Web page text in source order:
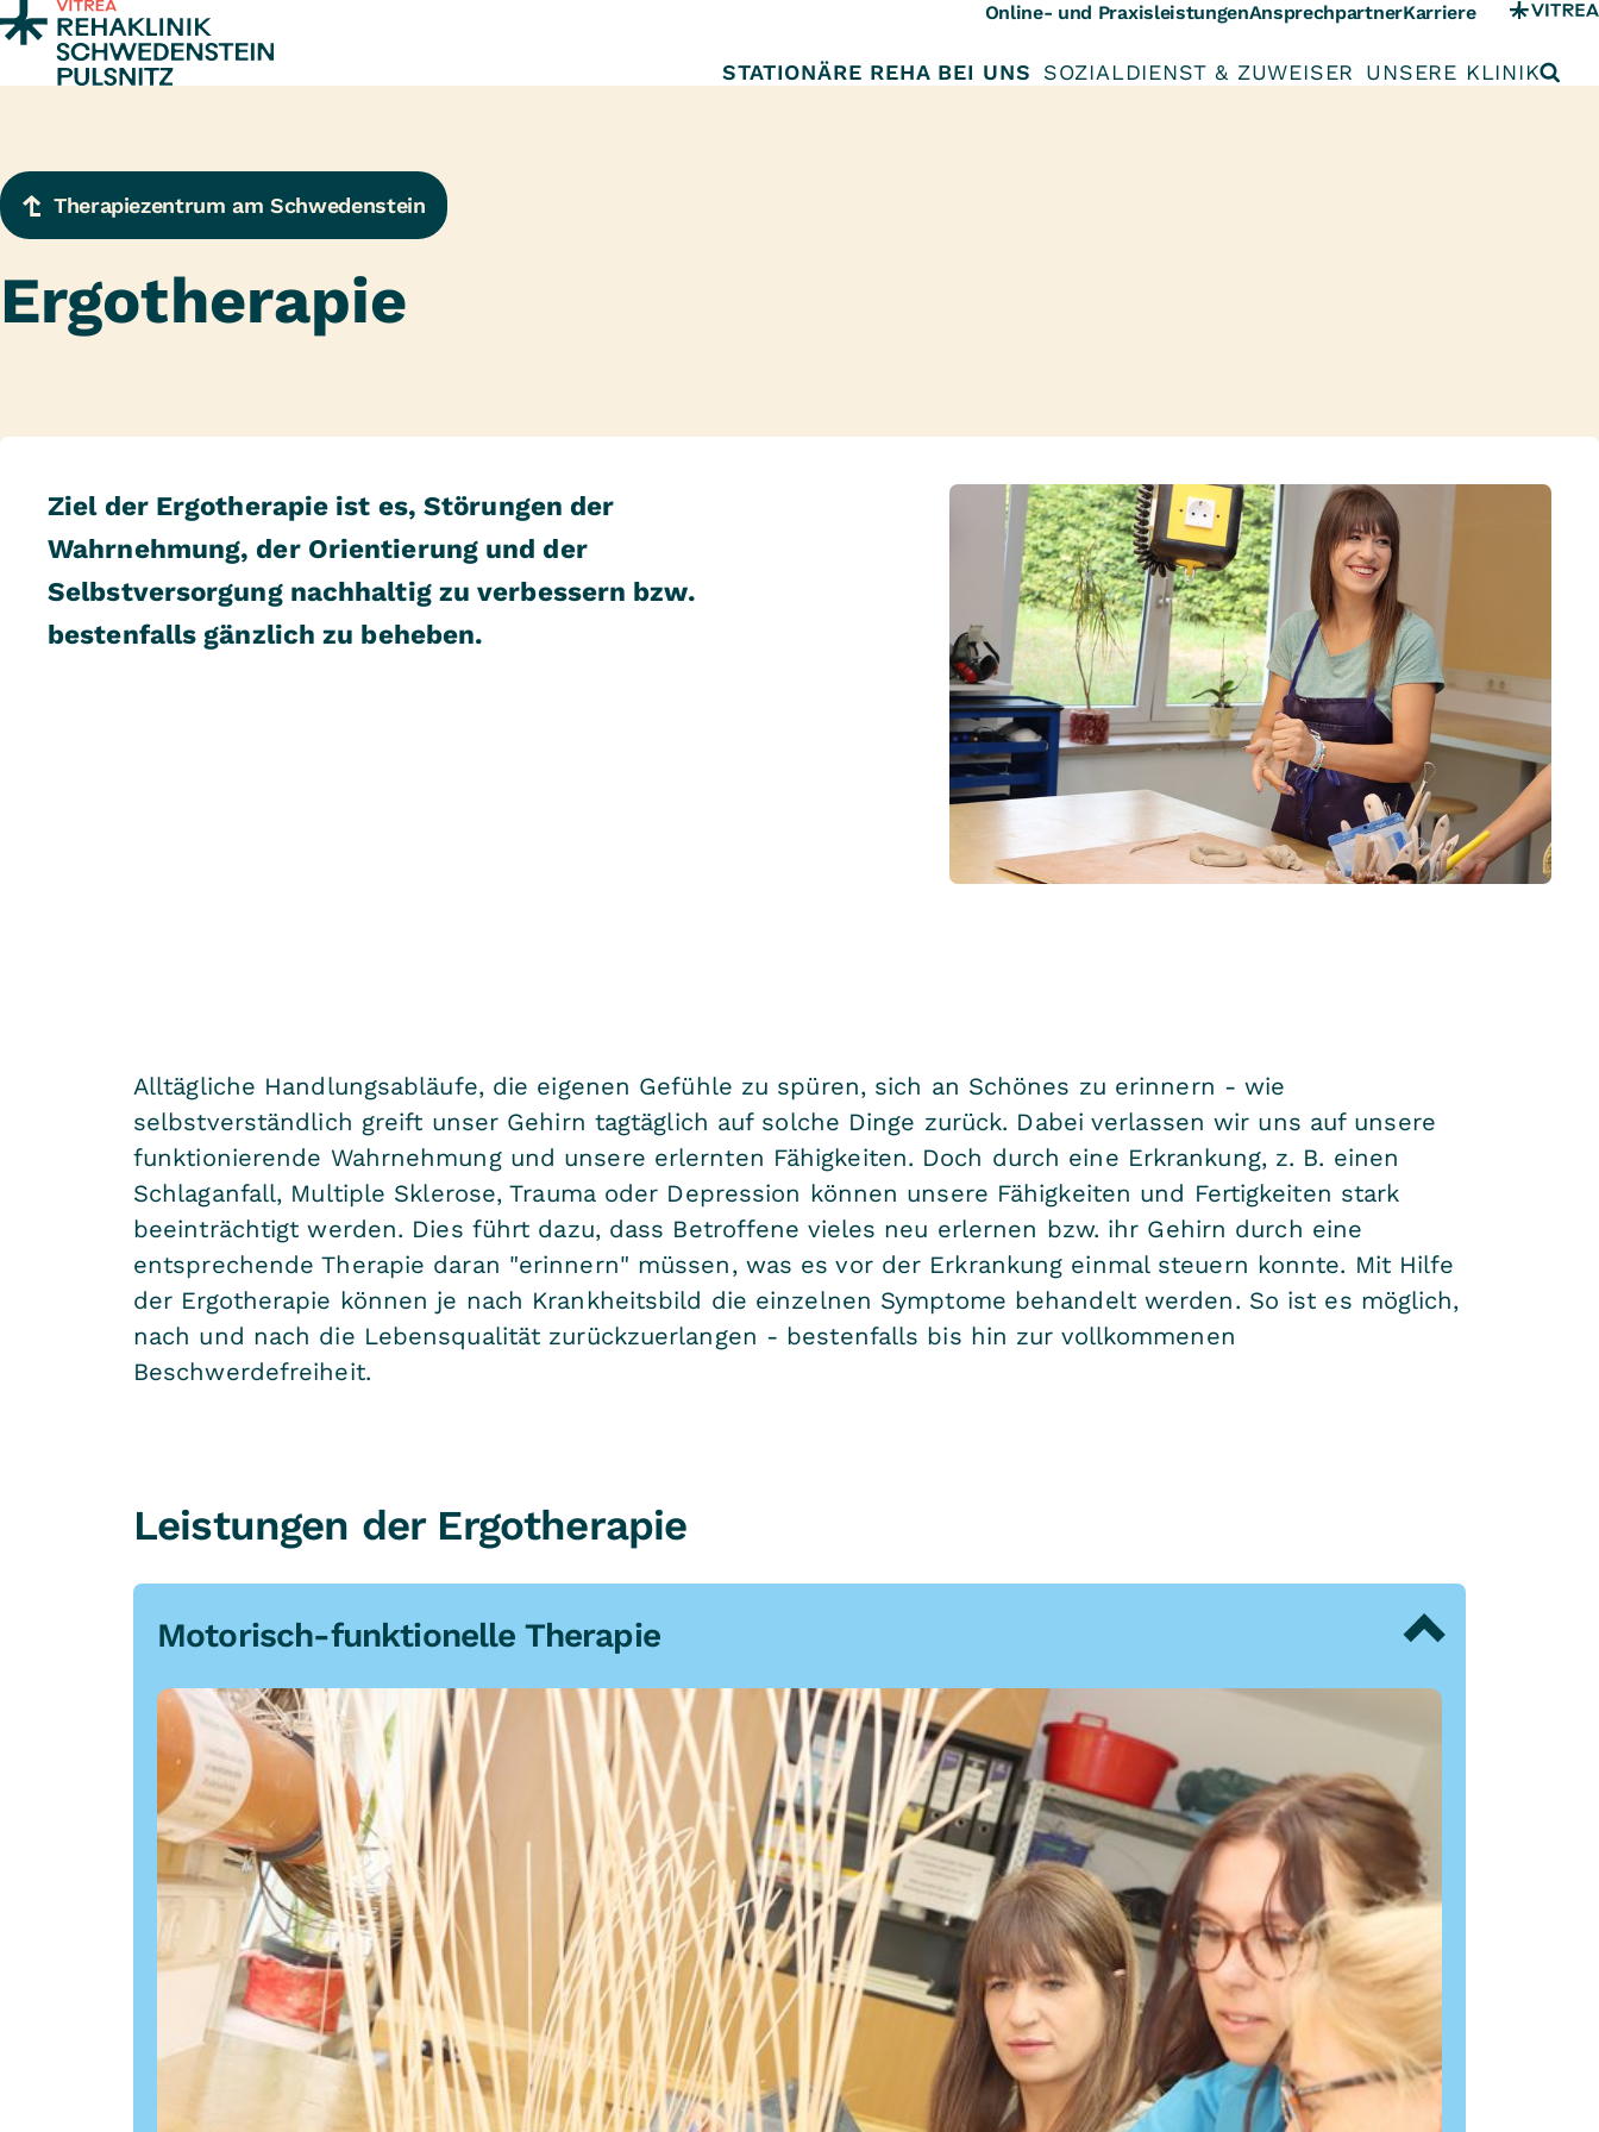
Zum Inhalt springen Online- und PraxisleistungenAnsprechpartnerKarriere
STATIONÄRE REHA BEI UNS SOZIALDIENST & ZUWEISER UNSERE KLINIK
Therapiezentrum am Schwedenstein
Ergotherapie
Ziel der Ergotherapie ist es, Störungen der
Wahrnehmung, der Orientierung und der
Selbstversorgung nachhaltig zu verbessern bzw.
bestenfalls gänzlich zu beheben.
Alltägliche Handlungsabläufe, die eigenen Gefühle zu spüren, sich an Schönes zu erinnern - wie
selbstverständlich greift unser Gehirn tagtäglich auf solche Dinge zurück. Dabei verlassen wir uns auf unsere
funktionierende Wahrnehmung und unsere erlernten Fähigkeiten. Doch durch eine Erkrankung, z. B. einen
Schlaganfall, Multiple Sklerose, Trauma oder Depression können unsere Fähigkeiten und Fertigkeiten stark
beeinträchtigt werden. Dies führt dazu, dass Betroffene vieles neu erlernen bzw. ihr Gehirn durch eine
entsprechende Therapie daran "erinnern" müssen, was es vor der Erkrankung einmal steuern konnte. Mit Hilfe
der Ergotherapie können je nach Krankheitsbild die einzelnen Symptome behandelt werden. So ist es möglich,
nach und nach die Lebensqualität zurückzuerlangen - bestenfalls bis hin zur vollkommenen
Beschwerdefreiheit.
Leistungen der Ergotherapie
Motorisch-funktionelle Therapie